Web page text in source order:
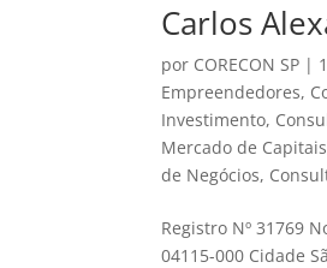
Carlos
por CORECON SP |
Empreendedores,
Investimento,
Mercado de Capitais
de Negócios,
Registro Nº 31769
04115-000 Cidade